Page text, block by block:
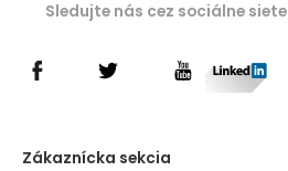
Sledujte nás cez sociálne siete
Zákaznícka sekcia